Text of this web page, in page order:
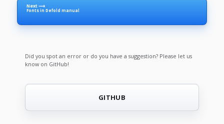
Next ⟶
Fonts in Defold manual
Did you spot an error or do you have a suggestion? Please let us
know on GitHub!
GITHUB